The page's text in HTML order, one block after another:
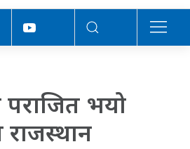
भयो